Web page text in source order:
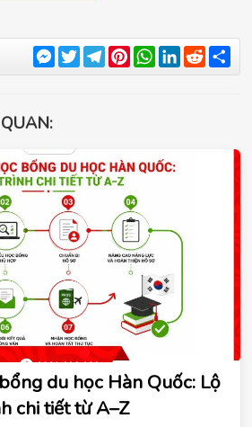
Messenger
TwitterTelegram
Pinterest
WhatsApp
LinkedIn
Reddit
du học Hàn Quốc: Lộ
chi tiết từ A–Z